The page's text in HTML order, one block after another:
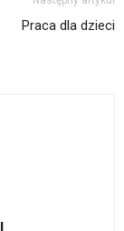
Praca dla dzieci